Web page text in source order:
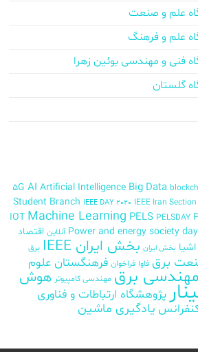
علم و صنعت
علم و فرهنگ
فنی و مهندسی بوئین زهرا
گلستان
5G AI Artificial Intelligence Big Data
Student Branch IEEE DAY 2020 IEEE Iran
IOT Machine Learning PELS PELSDAY
Power and energy society day آنلاین اقتصاد
بخش ایران بخش ایران IEEE
برق
برق فاوا فراخوان فرهنگستان علوم
مهندسی برق مهندسی کامپیوتر هوش
پژوهشگاه ارتباطات و فناوری
یادگیری ماشین